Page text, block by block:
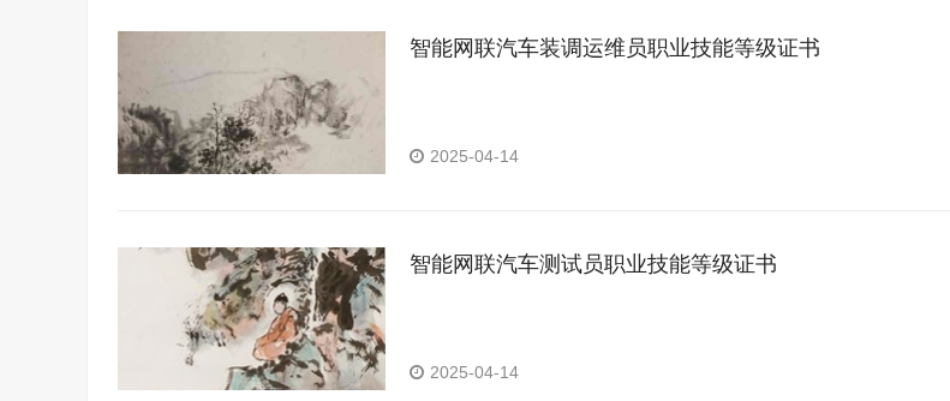
智能网联汽车装调运维员职业技能等级证书
2025-04-14
智能网联汽车测试员职业技能等级证书
2025-04-14